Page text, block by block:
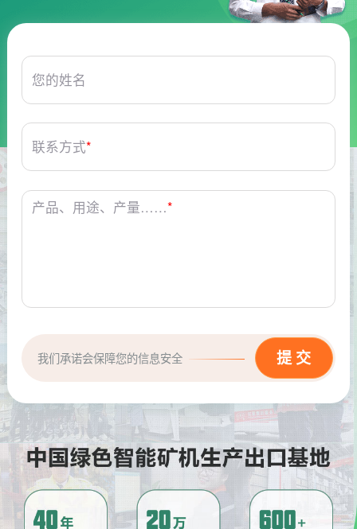
您的姓名
联系方式*
产品、用途、产量……*
我们承诺会保障您的信息安全